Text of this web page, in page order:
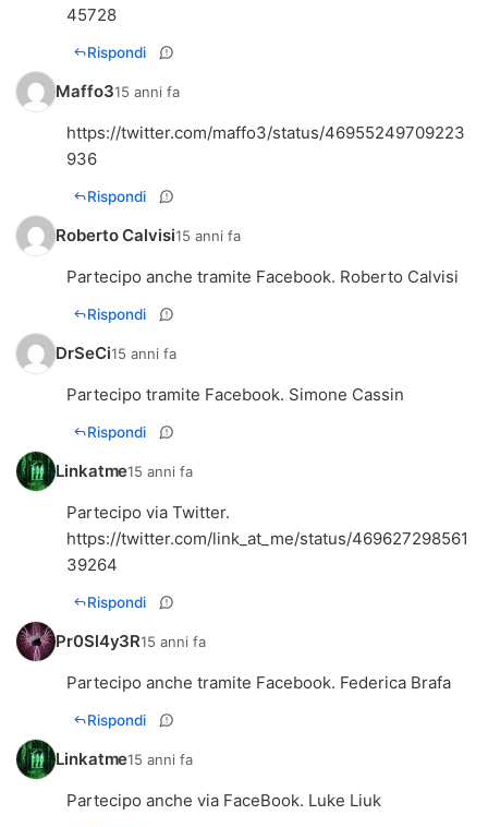
45728
Rispondi
Maffo315 anni fa
https://twitter.com/maffo3/status/46955249709223
936
Rispondi
Roberto Calvisi15 anni fa
Partecipo anche tramite Facebook. Roberto Calvisi
Rispondi
DrSeCi15 anni fa
Partecipo tramite Facebook. Simone Cassin
Rispondi
Linkatme15 anni fa
Partecipo via Twitter.
https://twitter.com/link_at_me/status/469627298561
39264
Rispondi
Pr0Sl4y3R15 anni fa
Partecipo anche tramite Facebook. Federica Brafa
Rispondi
Linkatme15 anni fa
Partecipo anche via FaceBook. Luke Liuk